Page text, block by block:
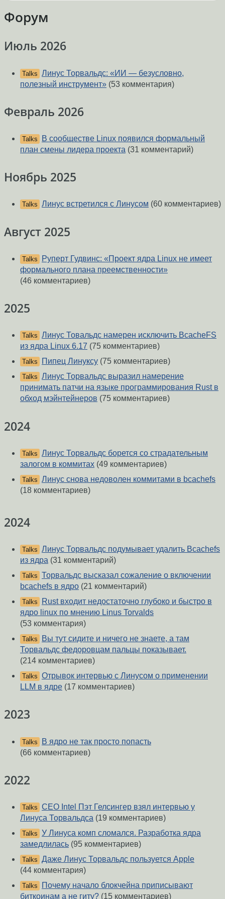
Форум
Июль 2026
Talks Линус Торвальдс: «ИИ — безусловно,
полезный инструмент» (53 комментария)
Февраль 2026
Talks
В сообществе Linux появился формальный
план смены лидера проекта (31 комментарий)
Ноябрь 2025
Talks Линус встретился с Линусом (60 комментариев)
Август 2025
Talks
Руперт Гудвинс: «Проект ядра Linux не имеет
формального плана преемственности»
(46 комментариев)
2025
Talks Линус Товальдс намерен исключить BcacheFS
из ядра Linux 6.17 (75 комментариев)
Talks Пипец Линуксу (75 комментариев)
Talks Линус Торвальдс выразил намерение
принимать патчи на языке программирования Rust в
обход мэйнтейнеров (75 комментариев)
2024
Talks Линус Торвальдс борется со страдательным
залогом в коммитах (49 комментариев)
Talks Линус снова недоволен коммитами в bcachefs
(18 комментариев)
2024
Talks Линус Торвальдс подумывает удалить Bcachefs
из ядра (31 комментарий)
Talks Торвальдс высказал сожаление о включении
bcachefs в ядро (21 комментарий)
Talks
Rust входит недостаточно глубоко и быстро в
ядро linux по мнению Linus Torvalds
(53 комментария)
Talks
Вы тут сидите и ничего не знаете, а там
Торвальдс федоровцам пальцы показывает.
(214 комментариев)
Talks Отрывок интервью с Линусом о применении
LLM в ядре (17 комментариев)
2023
Talks
В ядро не так просто попасть
(66 комментариев)
2022
Talks CEO Intel Пэт Гелсингер взял интервью у
Линуса Торвальдса (19 комментариев)
Talks У Линуса комп сломался. Разработка ядра
замедлилась (95 комментариев)
Talks Даже Линус Торвальдс пользуется Apple
(44 комментария)
Talks
Почему начало блокчейна приписывают
биткоинам а не гиту? (15 комментариев)